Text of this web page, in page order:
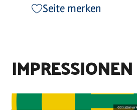
Seite merken
IMPRESSIONEN
©